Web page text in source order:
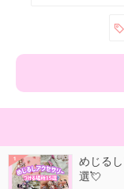
めじる
選💘